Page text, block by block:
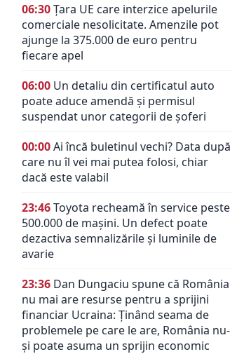
06:30Țara UE care interzice apelurile
comerciale nesolicitate. Amenzile pot
ajunge la 375.000 de euro pentru
fiecare apel
06:00 Un detaliu din certificatul auto
poate aduce amendă și permisul
suspendat unor categorii de șoferi
00:00Ai încă buletinul vechi? Data după
care nu îl vei mai putea folosi, chiar
dacă este valabil
23:46Toyota recheamă în service peste
500.000 de mașini. Un defect poate
dezactiva semnalizările și luminile de
avarie
23:36 Dan Dungaciu spune că România
nu mai are resurse pentru a sprijini
financiar Ucraina: Ținând seama de
problemele pe care le are, România nu-
și poate asuma un sprijin economic